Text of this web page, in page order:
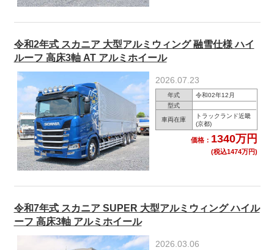
令和2年式 スカニア 大型アルミウィング 融雪仕様 ハイ
ルーフ 高床3軸 AT アルミホイール
2026.07.23
年式
令和02年12月
型式
車両在庫
トラックランド近畿
(京都)
価格： 1340万円
(税込1474万円)
令和7年式 スカニア SUPER 大型アルミウィング ハイル
ーフ 高床3軸 アルミホイール
2026.03.06